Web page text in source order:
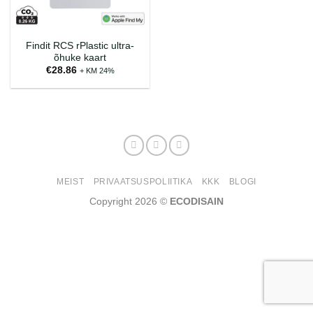
Findit RCS rPlastic ultra-
õhuke kaart
€28.86 + KM 24%
MEIST PRIVAATSUSPOLIITIKA KKK BLOGI
Copyright 2026 © ECODISAIN